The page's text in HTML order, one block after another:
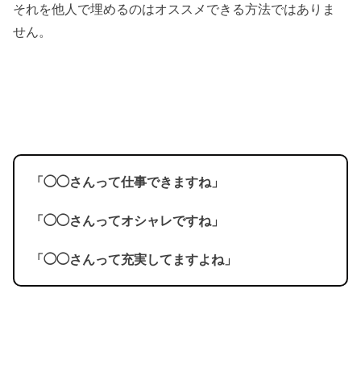
それを他人で埋めるのはオススメできる方法ではありま
せん。
「◯◯さんって仕事できますね」
「◯◯さんってオシャレですね」
「◯◯さんって充実してますよね」